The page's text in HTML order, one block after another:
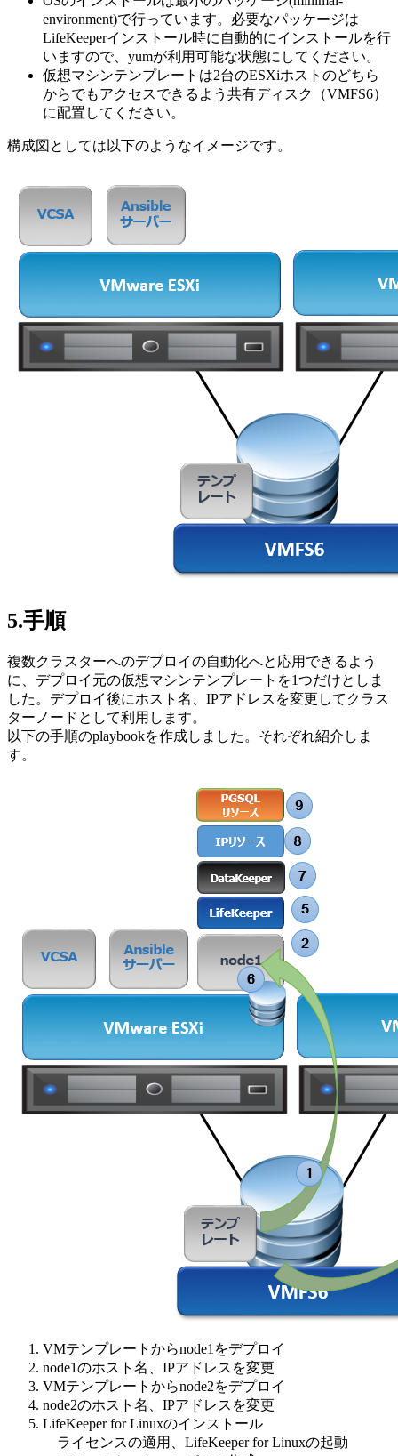
environment)で行っています。必要なパッケージは
LifeKeeperインストール時に自動的にインストールを行
いますので、yumが利用可能な状態にしてください。
仮想マシンテンプレートは2台のESXiホストのどちら
からでもアクセスできるよう共有ディスク（VMFS6）
に配置してください。
構成図としては以下のようなイメージです。
5.手順
複数クラスターへのデプロイの自動化へと応用できるよう
に、デプロイ元の仮想マシンテンプレートを1つだけとしま
した。デプロイ後にホスト名、IPアドレスを変更してクラス
ターノードとして利用します。
以下の手順のplaybookを作成しました。それぞれ紹介しま
す。
VMテンプレートからnode1 をデプロイ
node1のホスト名、 IPアドレスを変更
VMテンプレートからnode2をデプロイ
node2のホスト名、 IPアドレスを変更
LifeKeeper for Linuxのインストール
ライセンスの適用、LifeKeeper for Linuxの起動